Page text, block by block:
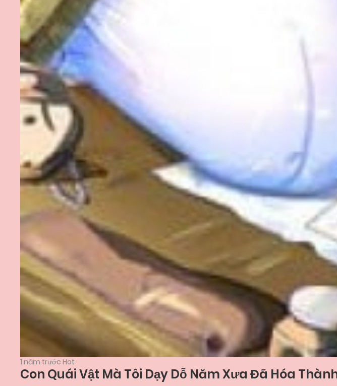
1 năm trước Hot
Con Quái Vật Mà Tôi Dạy Dỗ Năm Xưa Đã Hóa